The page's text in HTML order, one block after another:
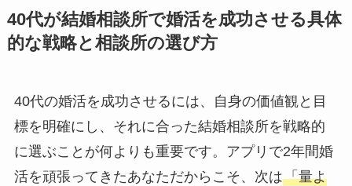
40代が結婚相談所で婚活を成功させる具体
的な戦略と相談所の選び方
40代の婚活を成功させるには、自身の価値観と目
標を明確にし、それに合った結婚相談所を戦略的
に選ぶことが何よりも重要です。アプリで2年間婚
活を頑張ってきたあなただからこそ、次は「量よ